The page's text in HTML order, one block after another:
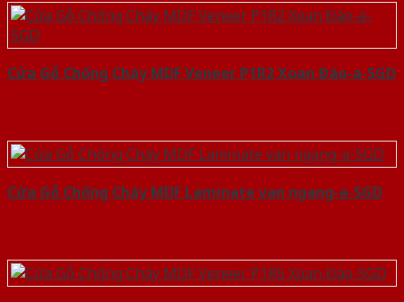
Cửa Gỗ Chống Cháy MDF Veneer P1R2 Xoan Đào-a-SGD
Cửa Gỗ Chống Cháy MDF Laminate van ngang-a-SGD